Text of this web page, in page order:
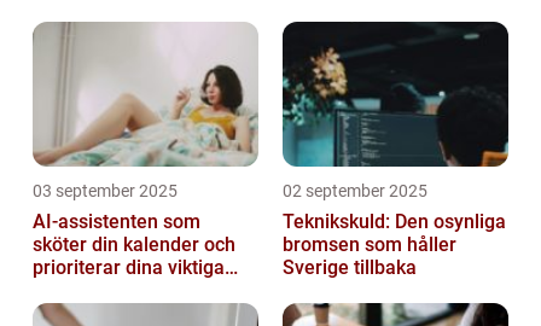
03 september 2025
AI-assistenten som
sköter din kalender och
prioriterar dina viktiga
02 september 2025
Teknikskuld: Den osynliga
bromsen som håller
Sverige tillbaka